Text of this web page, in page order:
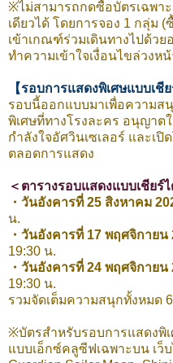
※ไม่สามารถกดซื้อบัตรเฉพา
เดียวได้ โดยการจอง 1 กลุ่ม
เข้าเกณฑ์ร่วมเดินทางไปด้ว
ทำความเข้าใจเงื่อนไขล่วงหน้
【รอบการแสดงพิเศษแบบเชี
รอบนี้ออกแบบมาเพื่อความส
พิเศษที่ทางโรงละคร อนุญาต
กำลังใจอัศวินเซเลอร์ และเ
ตลอดการแสดง
＜ตารางรอบแสดงแบบเชียร์ไ
・วันอังคารที่ 25 สิงหาคม
น.
・วันอังคารที่ 17 พฤศจิกายน
19:30 น.
・วันอังคารที่ 24 พฤศจิกายน
19:30 น.
รวมจัดเต็มความสนุกทั้งหมด
※บัตรสำหรับรอบการแสดงพิ
แบบเอ็กซ์คลูซีฟเฉพาะบน เว็